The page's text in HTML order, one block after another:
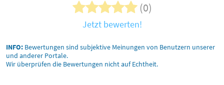
(0)
Jetzt bewerten!
INFO: Bewertungen sind subjektive Meinungen von Benutzern unserer
und anderer Portale.
Wir überprüfen die Bewertungen nicht auf Echtheit.